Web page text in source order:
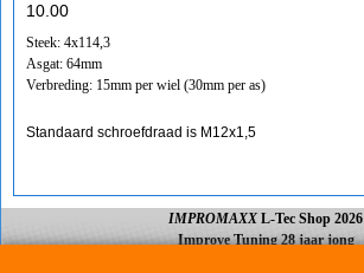
10.00
Steek: 4x114,3
Asgat: 64mm
Verbreding: 15mm per wiel (30mm per as)
Standaard schroefdraad is M12x1,5
IMPROMAXX L-Tec Shop 2026
Improve Tuning 28 jaar jong